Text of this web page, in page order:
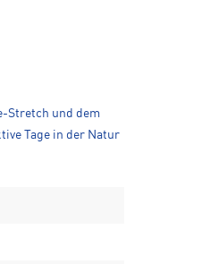
Stretch und dem
Tage in der Natur